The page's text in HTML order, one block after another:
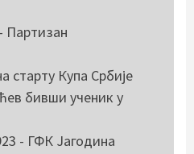
старту Купа Србије
бивши ученик у
- ГФК Јагодина